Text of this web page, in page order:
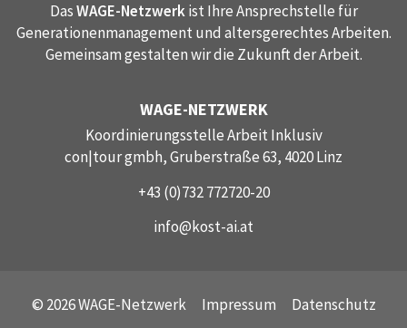
DasWAGE-Netzwerkist Ihre Ansprechstelle für
Generationenmanagement und altersgerechtes Arbeiten.
Gemeinsam gestalten wir die Zukunft der Arbeit.
WAGE-NETZWERK
Koordinierungsstelle Arbeit Inklusiv
con|tour gmbh, Gruberstraße 63, 4020 Linz
+43 (0)732 772720-20
info@kost-ai.at
© 2026 WAGE-Netzwerk Impressum Datenschutz
Cookie Laufzeit:
1 year
EXTERNE MEDIEN
Notwendig, um Inhalte von externen Medien-
Externe Medien